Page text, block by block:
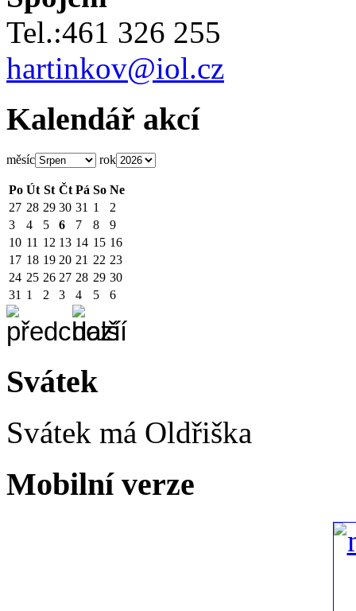
Tel.:461 326 255
hartinkov@iol.cz
Kalendář akcí
měsíc rok
Po Út St Čt Pá So Ne
27 28 29 30 31 1
2
3
4 5 6 7 8
9
10 11 12 13 14 15 16
17 18 19 20 21 22 23
24 25 26 27 28 29 30
31 1 2 3 4 5 6
Svátek
Svátek má Oldřiška
Mobilní verze